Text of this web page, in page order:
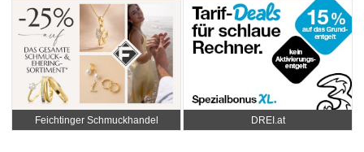
Feichtinger Schmuckhandel
DREI.at